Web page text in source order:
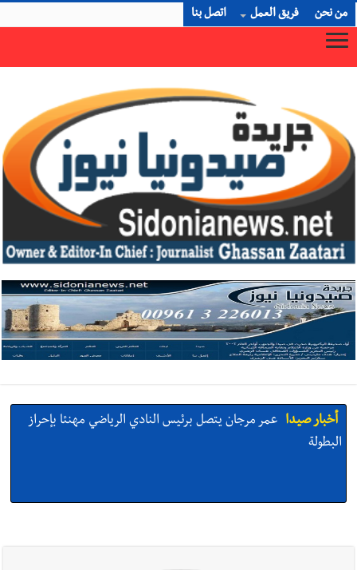
من نحن فريق العمل اتصل بنا
أخبار صيدا عمر مرجان يتصل برئيس النادي الرياضي مهنئا بإحراز
البطولة